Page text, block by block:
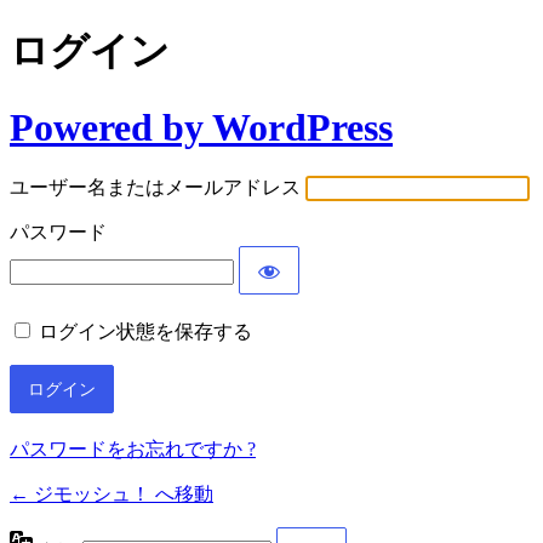
ログイン
Powered by WordPress
ユーザー名またはメールアドレス
パスワード
ログイン状態を保存する
パスワードをお忘れですか ?
← ジモッシュ！ へ移動